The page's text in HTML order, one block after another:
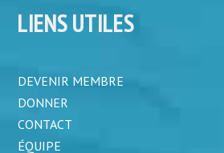
LIENS UTILES
DEVENIR MEMBRE
DONNER
CONTACT
ÉQUIPE